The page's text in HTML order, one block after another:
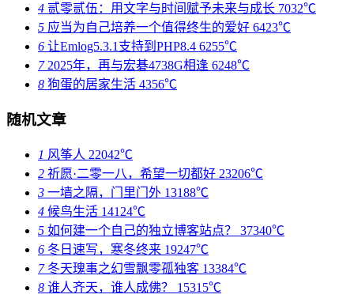
4 贰零贰伍：用文字与时间赋予未来与成长 7032℃
5 应当为自己培养一个值得终生的爱好 6423℃
6 让Emlog5.3.1支持到PHP8.4 6255℃
72025年，再与宏碁4738G相逢 6248℃
8 狗蛋的居家生活 4356℃
随机文章
1 风筝人 22042℃
2 祈愿·二零一八，希望一切都好 23206℃
3 一墙之隔，门里门外 13188℃
4 候鸟生活 14124℃
5 如何建一个自己的独立博客站点？ 37340℃
6 冬日速写，寒冬终来 19247℃
7冬天瑰事之幻雪飘零孤独客 13384℃
8 谁人齐天，谁人成佛？ 15315℃